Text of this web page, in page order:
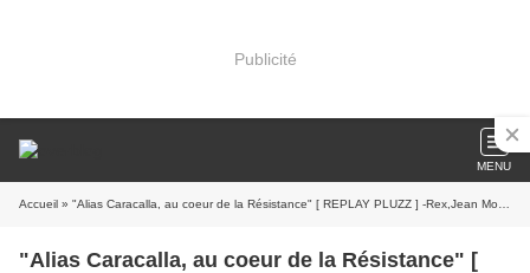
Publicité
MENU
Accueil » "Alias Caracalla, au coeur de la Résistance" [ REPLAY PLUZZ ] -Rex,Jean Moulin, Mon patron. Samedi 25 Dimanche 26 mai 2013 FRANCE 3, vidéo
"Alias Caracalla, au coeur de la Résistance" [